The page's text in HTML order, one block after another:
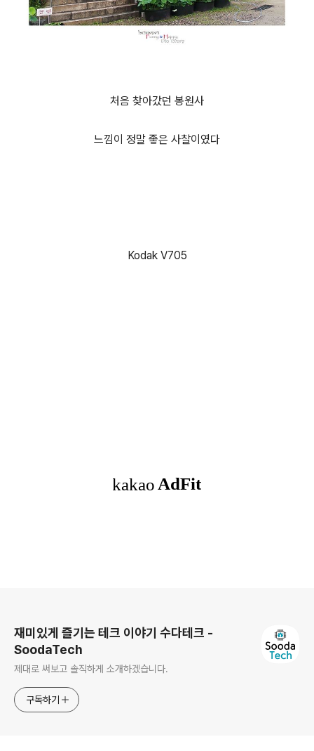
처음 찾아갔던 봉원사
느낌이 정말 좋은 사찰이였다
Kodak V705
재미있게 즐기는 테크 이야기 수다테크 -
SoodaTech
제대로 써보고 솔직하게 소개하겠습니다.
구독하기